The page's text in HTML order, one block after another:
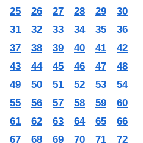
25
26 27 28 29
30
31
32 33 34 35
36
37
38 39 40 41
42
43
44 45 46 47
48
49
50 51 52 53
54
55
56 57 58 59
60
61
62 63 64 65
66
67
68 69 70 71
72